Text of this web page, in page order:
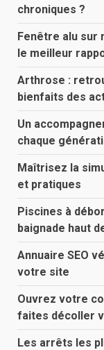
chroniques ?
Fenêtre alu sur
le meilleur
Arthrose :
bienfaits des
Un
chaque
Maîtrisez la
et pratiques
Piscines à
baignade haut
Annuaire SEO
votre site
Ouvrez votre
faites décoller
Les arrêts les